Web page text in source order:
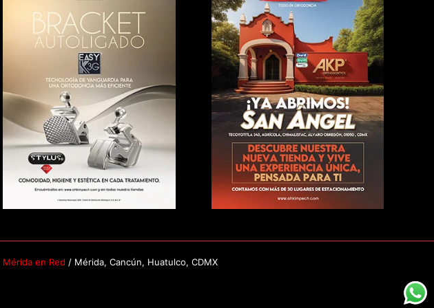
Mérida en Red / Mérida, Cancún, Huatulco, CDMX